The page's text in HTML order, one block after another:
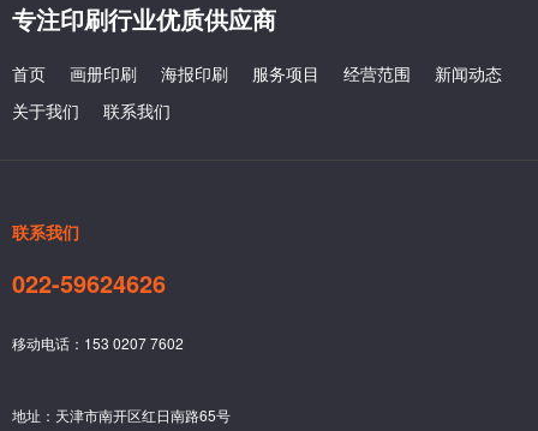
专注印刷行业优质供应商
首页 画册印刷 海报印刷 服务项目 经营范围
新闻动态
关于我们
联系我们
联系我们
022-59624626
移动电话：153 0207 7602
地址：天津市南开区红日南路65号